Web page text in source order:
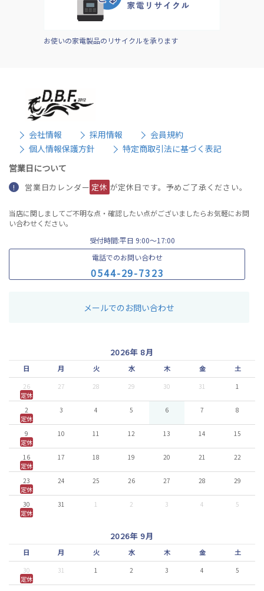
お使いの家電製品のリサイクルを承ります
会社情報 採用情報
会員規約
個人情報保護方針
特定商取引法に基づく表記
営業日について
! 営業日カレンダー 定休 が定休日です。予めご了承ください。
当店に関しましてご不明な点・確認したい点がございましたらお気軽にお問
い合わせください。
受付時間:平日 9:00〜17:00
電話でのお問い合わせ
0544-29-7323
メールでのお問い合わせ
2026年 8月
日 月 火 水 木 金 土
26 27 28 29 30 31
1
定休
2
3 4 5 6 7
8
定休
9
10 11 12 13 14
15
定休
16
17 18 19 20 21
22
定休
23
24 25 26 27 28
29
定休
30
31 1 2 3 4
5
定休
2026年 9月
日 月 火 水 木 金 土
30 31 1 2 3 4
5
定休